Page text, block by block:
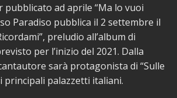
pubblicato ad aprile “Ma lo vuoi
Paradiso pubblica il 2 settembre il
preludio all’album di
per l’inizio del 2021. Dalla
sarà protagonista di “Sulle
principali palazzetti italiani.